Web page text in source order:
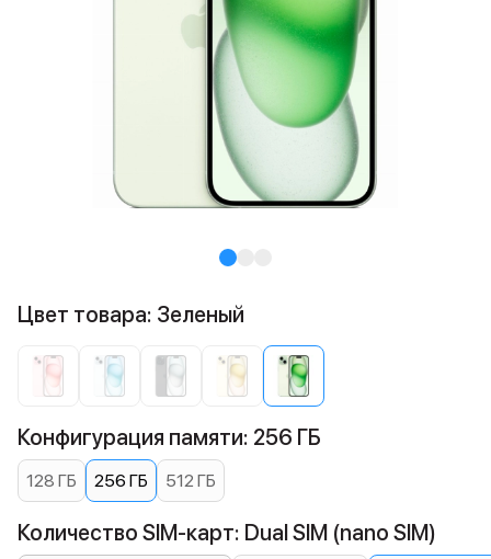
Цвет товара: Зеленый
Конфигурация памяти: 256 ГБ
128 ГБ 256 ГБ 512 ГБ
Количество SIM-карт: Dual SIM (nano SIM)